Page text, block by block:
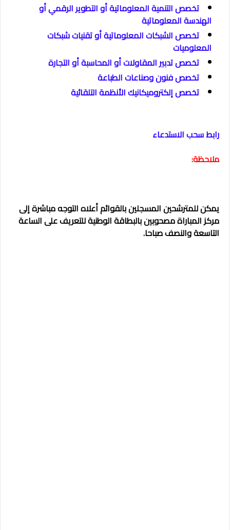
تخصص التنمية المعلوماتية أو التطوير الرقمي أو
الهندسة المعلوماتية
تخصص الشبكات المعلوماتية أو تقنيات شبكات
المعلوميات
تخصص تدبير المقاولات أو المحاسبة أو التجارة
تخصص فنون وصناعات الطباعة
تخصص إلكتروميكانيك الأنظمة التلقائية
رابط سحب الاستدعاء
ملاحظة:
يمكن للمترشحين المسجلين بالقوائم أعلاه التوجه مباشرة إلى
مركز المباراة مصحوبين بالبطاقة الوطنية للتعريف على الساعة
التاسعة والنصف صباحا.